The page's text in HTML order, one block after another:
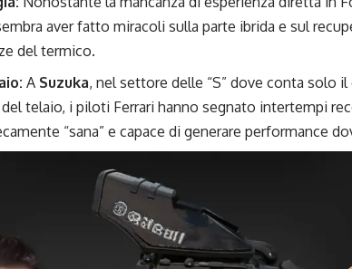
aver fatto miracoli sulla parte ibrida e sul
del termico.
A Suzuka, nel settore delle “S” dove conta solo
telaio, i piloti Ferrari hanno segnato intertempi
“sana” e capace di generare performance